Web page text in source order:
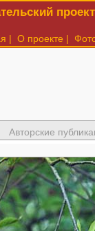
| О проекте |
Авторские